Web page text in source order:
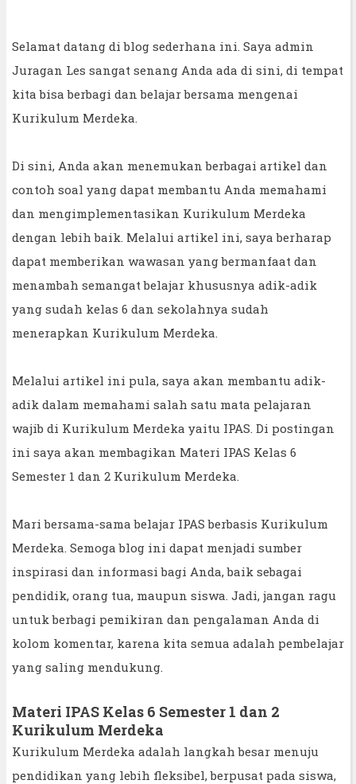
Selamat datang di blog sederhana ini. Saya admin
Juragan Les sangat senang Anda ada di sini, di tempat
kita bisa berbagi dan belajar bersama mengenai
Kurikulum Merdeka.
Di sini, Anda akan menemukan berbagai artikel dan
contoh soal yang dapat membantu Anda memahami
dan mengimplementasikan Kurikulum Merdeka
dengan lebih baik. Melalui artikel ini, saya berharap
dapat memberikan wawasan yang bermanfaat dan
menambah semangat belajar khususnya adik-adik
yang sudah kelas 6 dan sekolahnya sudah
menerapkan Kurikulum Merdeka.
Melalui artikel ini pula, saya akan membantu adik-
adik dalam memahami salah satu mata pelajaran
wajib di Kurikulum Merdeka yaitu IPAS. Di postingan
ini saya akan membagikan Materi IPAS Kelas 6
Semester 1 dan 2 Kurikulum Merdeka.
Mari bersama-sama belajar IPAS berbasis Kurikulum
Merdeka. Semoga blog ini dapat menjadi sumber
inspirasi dan informasi bagi Anda, baik sebagai
pendidik, orang tua, maupun siswa. Jadi, jangan ragu
untuk berbagi pemikiran dan pengalaman Anda di
kolom komentar, karena kita semua adalah pembelajar
yang saling mendukung.
Materi IPAS Kelas 6 Semester 1 dan 2
Kurikulum Merdeka
Kurikulum Merdeka adalah langkah besar menuju
pendidikan yang lebih fleksibel, berpusat pada siswa,